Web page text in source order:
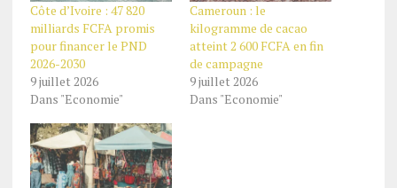
Côte d’Ivoire : 47 820
milliards FCFA promis
pour financer le PND
2026-2030
9 juillet 2026
Dans "Economie"
Cameroun : le
kilogramme de cacao
atteint 2 600 FCFA en fin
de campagne
9 juillet 2026
Dans "Economie"